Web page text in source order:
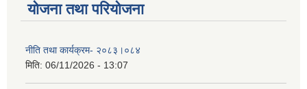
योजना तथा परियोजना
नीति तथा कार्यक्रम- २०८३।०८४
मिति: 06/11/2026 - 13:07